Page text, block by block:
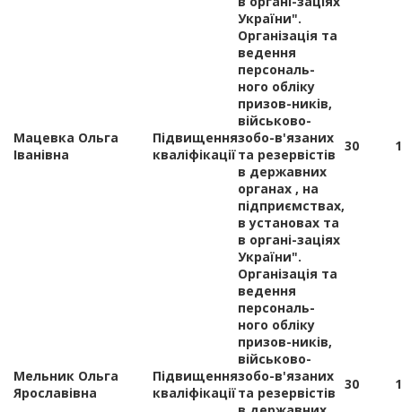
України".
Мацевка Ольга
Іванівна
Підвищення
кваліфікації
Організація та
ведення
персональ-
ного обліку
призов-ників,
військово-
зобо-в'язаних
та резервістів
в державних
органах , на
підприємствах,
в установах та
в органі-заціях
України".
30 1
Мельник Ольга
Ярославівна
Підвищення
кваліфікації
Організація та
ведення
персональ-
ного обліку
призов-ників,
військово-
зобо-в'язаних
та резервістів
30 1